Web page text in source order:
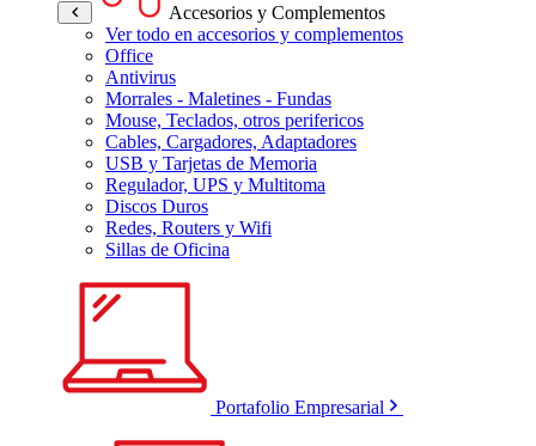
Accesorios y Complementos
Ver todo en accesorios y complementos
Office
Antivirus
Morrales - Maletines - Fundas
Mouse, Teclados, otros perifericos
Cables, Cargadores, Adaptadores
USB y Tarjetas de Memoria
Regulador, UPS y Multitoma
Discos Duros
Redes, Routers y Wifi
Sillas de Oficina
Portafolio Empresarial